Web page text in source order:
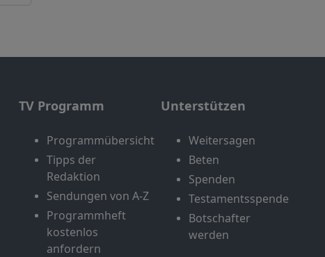
TV Programm
Programmübersicht
Tipps der
Redaktion
Sendungen von A-Z
Programmheft
kostenlos
anfordern
Unterstützen
Weitersagen
Beten
Spenden
Testamentsspende
Botschafter
werden